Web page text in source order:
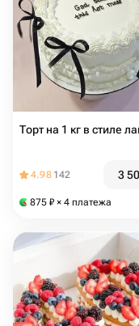
Торт на 1 кг в стиле
4.98 142 3
875 ₽ × 4 платежа